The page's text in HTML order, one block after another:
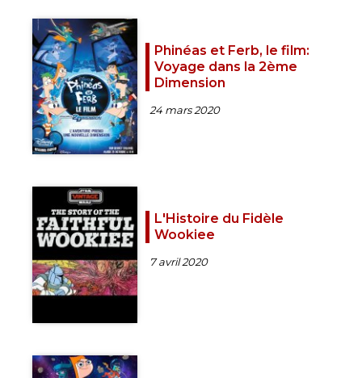
Phinéas et Ferb, le film:
Voyage dans la 2ème
Dimension
24 mars 2020
L'Histoire du Fidèle
Wookiee
7 avril 2020